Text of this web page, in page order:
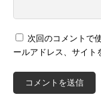
次回のコメントで
ールアドレス、サイト